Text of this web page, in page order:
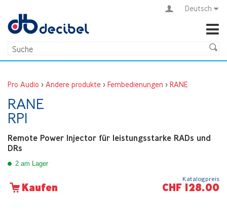
Deutsch
Pro Audio > Andere produkte > Fernbedienungen > RANE
RANE
RPI
Remote Power Injector für leistungsstarke RADs und
DRs
2 am Lager
Kaufen
Katalogpreis
CHF 128.00